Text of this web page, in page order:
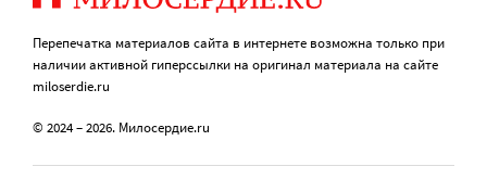
Перепечатка материалов сайта в интернете возможна только при
наличии активной гиперссылки на оригинал материала на сайте
miloserdie.ru
© 2024 – 2026. Милосердие.ru